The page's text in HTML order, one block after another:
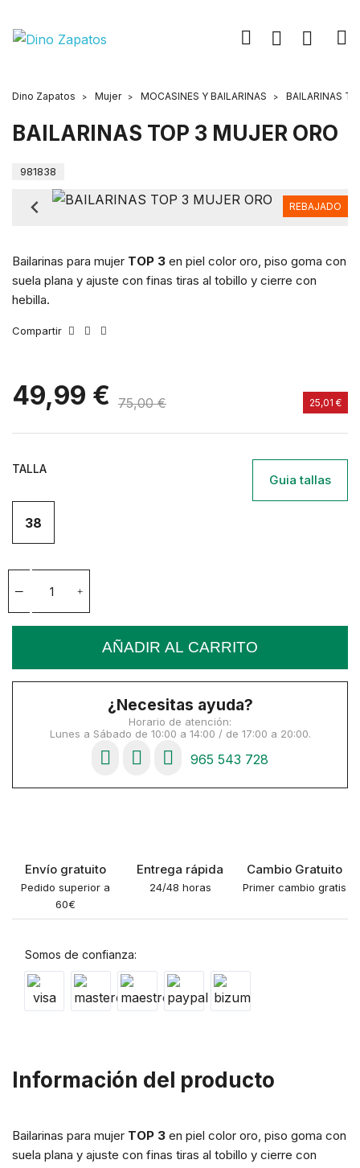
Dino Zapatos Mujer MOCASINES Y BAILARINAS BAILARINAS
BAILARINAS TOP 3 MUJER ORO
981838
REBAJADO
Bailarinas para mujer TOP 3 en piel color oro, piso goma con
suela plana y ajuste con finas tiras al tobillo y cierre con
hebilla.
Compartir
49,99 € 75,00 € 25,01 €
TALLA
Guia tallas
38
AÑADIR AL CARRITO
¿Necesitas ayuda?
Horario de atención:
Lunes a Sábado de 10:00 a 14:00 / de 17:00 a 20:00.
965 543 728
Envío gratuito
Pedido superior a
60€
Entrega rápida
24/48 horas
Cambio Gratuito
Primer cambio gratis
Somos de confianza:
Información del producto
Bailarinas para mujer TOP 3 en piel color oro, piso goma con
suela plana y ajuste con finas tiras al tobillo y cierre con